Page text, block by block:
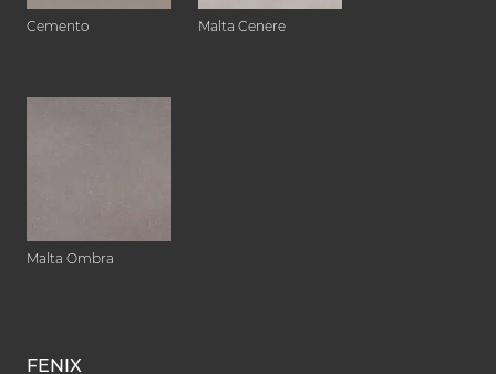
Cemento Malta Cenere
Malta Ombra
FENIX